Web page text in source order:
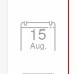
15
Aug.